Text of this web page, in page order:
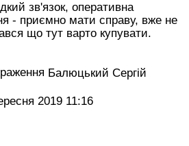
зв'язок, оперативна
- приємно мати справу, вже не
що тут варто купувати.
Балюцький Сергій
2019 11:16